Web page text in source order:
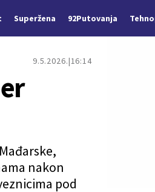
Superžena 92Putovanja
9.5.2026. 16:14
nakon
pod